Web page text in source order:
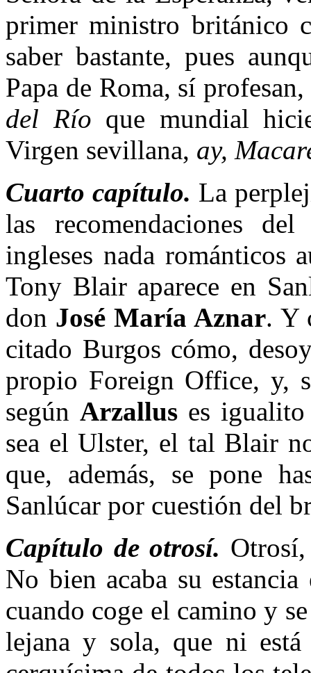
primer ministro británico
saber bastante, pues
Papa de Roma, sí
del Río que mundial
Virgen sevillana, ay,
Cuarto capítulo. La
las recomendaciones
ingleses nada románticos
Tony Blair aparece en
don José María Aznar. Y
citado Burgos cómo,
propio Foreign Office, y,
según Arzalluses igualito
sea el Ulster, el tal Blair
que, además, se pone
Sanlúcar por cuestión del
Capítulo de otrosí.
No bien acaba su
cuando coge el camino y
lejana y sola, que ni